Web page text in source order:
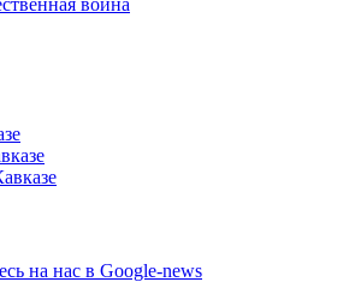
война
на наc в Google-news